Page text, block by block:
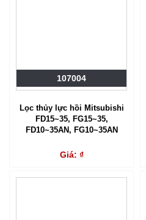
107004
Lọc thủy lực hồi Mitsubishi
FD15~35, FG15~35,
FD10~35AN, FG10~35AN
Giá: ₫